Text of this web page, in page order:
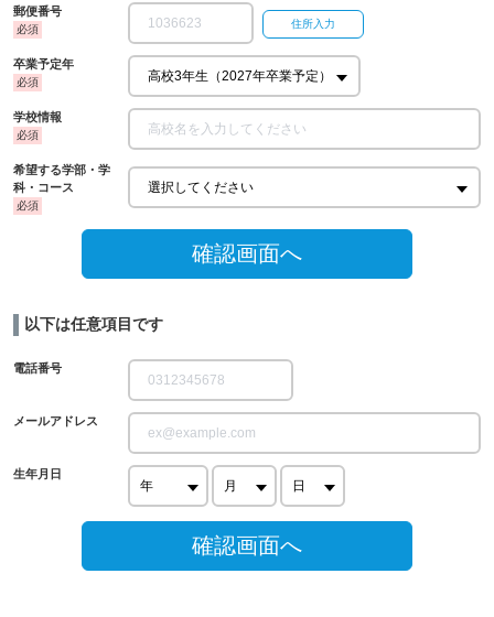
郵便番号
卒業予定年
学校情報
希望する学部・学
科・コース
確認画面へ
以下は任意項目です
電話番号
メールアドレス
生年月日
確認画面へ